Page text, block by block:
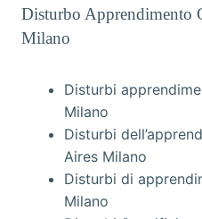
Disturbo Apprendimento
Milano
Disturbi
Milano
Disturbi
Aires Milano
Disturbi di
Milano